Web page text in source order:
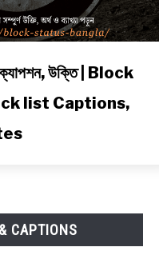
ক্যাপশন, উক্তি | Block
list Captions,
CAPTIONS